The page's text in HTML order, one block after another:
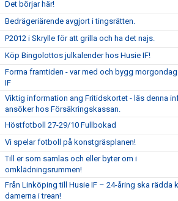
Det börjar här!
Bedrägeriärende avgjort i tingsrätten.
P2012 i Skrylle för att grilla och ha det najs.
Köp Bingolottos julkalender hos Husie IF!
Forma framtiden - var med och bygg
IF
Viktig information ang Fritidskortet - läs denna
ansöker hos Försäkringskassan.
Höstfotboll 27-29/10 Fullbokad
Vi spelar fotboll på konstgräsplanen!
Till er som samlas och eller byter om i
omklädningsrummen!
Från Linköping till Husie IF – 24-åring ska rädda
damerna i trean!